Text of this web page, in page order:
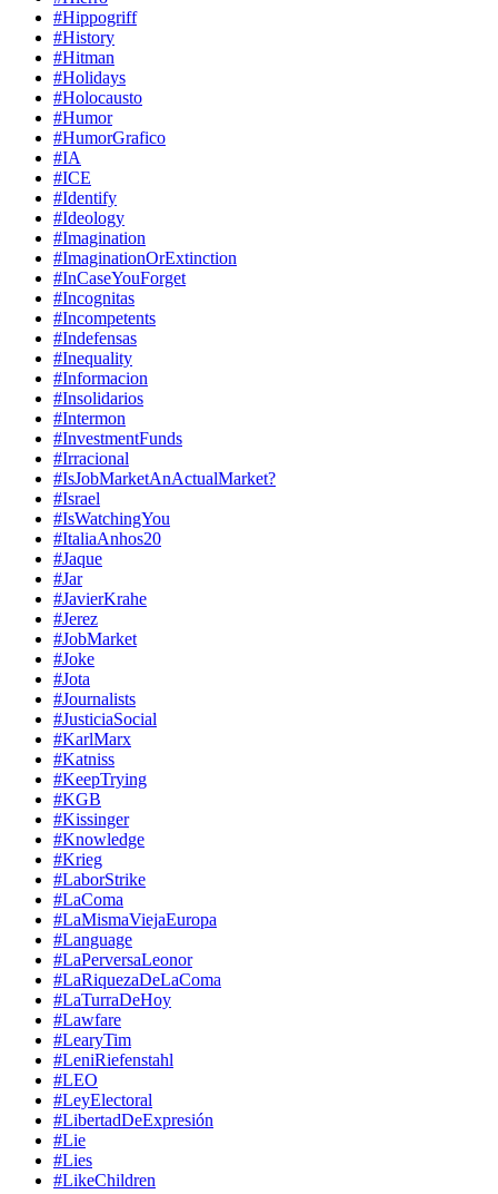
#Hippogriff
#History
#Hitman
#Holidays
#Holocausto
#Humor
#HumorGrafico
#IA
#ICE
#Identify
#Ideology
#Imagination
#ImaginationOrExtinction
#InCaseYouForget
#Incognitas
#Incompetents
#Indefensas
#Inequality
#Informacion
#Insolidarios
#Intermon
#InvestmentFunds
#Irracional
#IsJobMarketAnActualMarket?
#Israel
#IsWatchingYou
#ItaliaAnhos20
#Jaque
#Jar
#JavierKrahe
#Jerez
#JobMarket
#Joke
#Jota
#Journalists
#JusticiaSocial
#KarlMarx
#Katniss
#KeepTrying
#KGB
#Kissinger
#Knowledge
#Krieg
#LaborStrike
#LaComa
#LaMismaViejaEuropa
#Language
#LaPerversaLeonor
#LaRiquezaDeLaComa
#LaTurraDeHoy
#Lawfare
#LearyTim
#LeniRiefenstahl
#LEO
#LeyElectoral
#LibertadDeExpresión
#Lie
#Lies
#LikeChildren